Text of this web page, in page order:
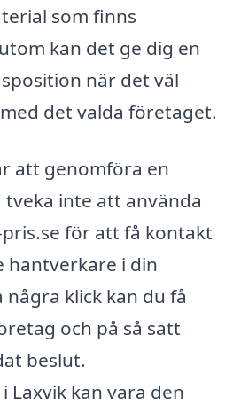
som finns
kan det ge dig en
när det väl
det valda företaget.
att genomföra en
inte att använda
för att få kontakt
hantverkare i din
klick kan du få
och på så sätt
beslut.
Laxvik kan vara den